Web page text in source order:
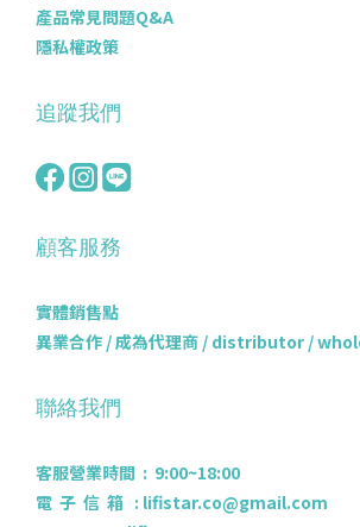
產品常見問題Q&A
隱私權政策
追蹤我們
顧客服務
實體銷售點
異業合作 / 成為代理商 / distributor /
聯絡我們
客服營業時間 : 9:00~18:00
電 子 信 箱 : lifistar.co@gmail.com